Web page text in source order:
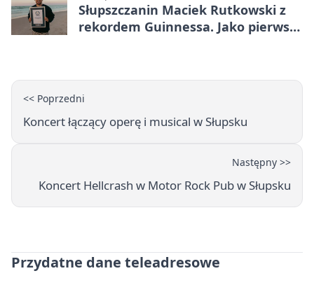
Słupszczanin Maciek Rutkowski z
rekordem Guinnessa. Jako pierwszy
<< Poprzedni
Koncert łączący operę i musical w Słupsku
Następny >>
Koncert Hellcrash w Motor Rock Pub w Słupsku
Przydatne dane teleadresowe